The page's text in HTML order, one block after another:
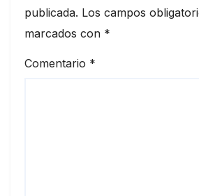
publicada. Los campos
marcados con *
Comentario *